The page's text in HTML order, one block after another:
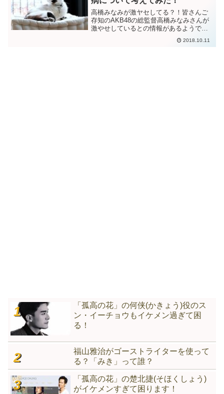
高橋みなみが激ヤセしてる？！皆さんご
存知のAKB48の総監督高橋みなみさんが
激やせしているとの情報があるようで
す。なぜそのようなことが言われている
かというとこの写真ではないでしょう
2018.10.11
「孤高の花」の何侠(かきょう)役のス
ン・イーチョウもイケメン過ぎて困
る！
福山雅治がゴーストライターを使って
る？「みき」って誰？
「孤高の花」の楚北捷(そほくしょう)
がイケメンすぎて困ります！